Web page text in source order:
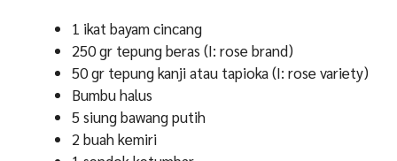
1 ikat bayam cincang
250 gr tepung beras (I: rose brand)
50 gr tepung kanji atau tapioka (I: rose variety)
Bumbu halus
5 siung bawang putih
2 buah kemiri